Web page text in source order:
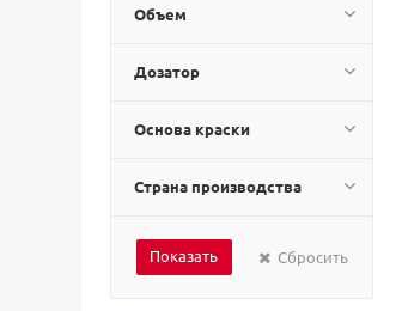
Объем
Дозатор
Основа краски
Страна производства
Сбросить